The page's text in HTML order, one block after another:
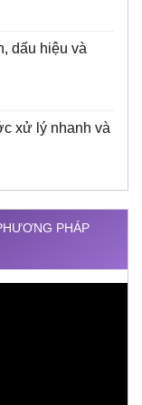
dấu hiệu và
xử lý nhanh và
PHÁP